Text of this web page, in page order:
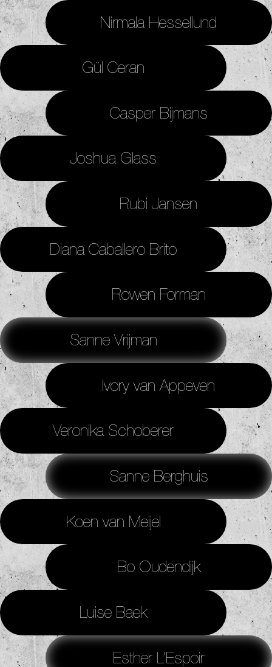
Nirmala Hessellund
Gül Ceran
Casper Bijmans
Joshua Glass
Rubi Jansen
Diana Caballero Brito
Rowen Forman
Sanne Vrijman
Ivory van Appeven
Veronika Schoberer
Sanne Berghuis
Koen van Meijel
Bo Oudendijk
Luise Baek
Esther L’Espoir